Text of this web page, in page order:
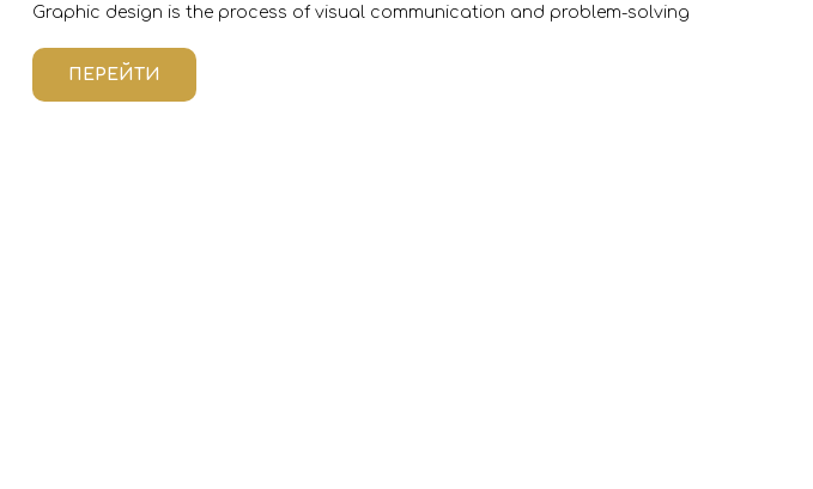
Graphic design is the process of visual communication and problem-solving
ПЕРЕЙТИ